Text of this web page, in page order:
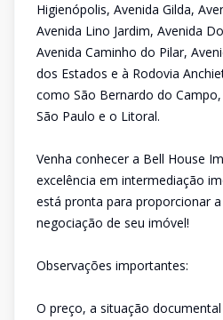
Higienópolis, Avenida Gilda,
Avenida Lino Jardim, Avenida
Avenida Caminho do Pilar,
dos Estados e à Rodovia
como São Bernardo do
São Paulo e o Litoral.
Venha conhecer a Bell House
excelência em intermediação
está pronta para proporcionar
negociação de seu imóvel!
Observações importantes:
O preço, a situação